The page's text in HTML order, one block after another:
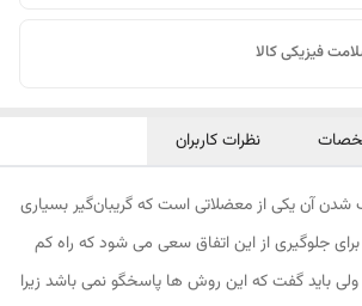
فیزیکی کالا
نظرات کاربران
شدن آن یکی از معضلاتی است که گریبان‌گیر بسیاری
جلوگیری از این اتفاق سعی می شود که راه کم
ولی باید گفت که این روش ها پاسخگو نمی باشد زیرا